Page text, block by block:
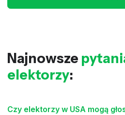
Najnowsze
elektorzy:
Czy elektorzy w USA mogą